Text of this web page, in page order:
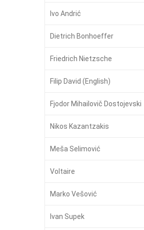
Ivo Andrić
Dietrich Bonhoeffer
Friedrich Nietzsche
Filip David (English)
Fjodor Mihailovič Dostojevski
Nikos Kazantzakis
Meša Selimović
Voltaire
Marko Vešović
Ivan Supek